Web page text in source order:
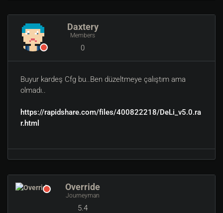
Daxtery
Members
0
Buyur kardeş Cfg bu..Ben düzeltmeye çalıştım ama
olmadı..
https://rapidshare.com/files/400822218/DeLi_v5.0.ra
r.html
Override
Journeyman
5.4